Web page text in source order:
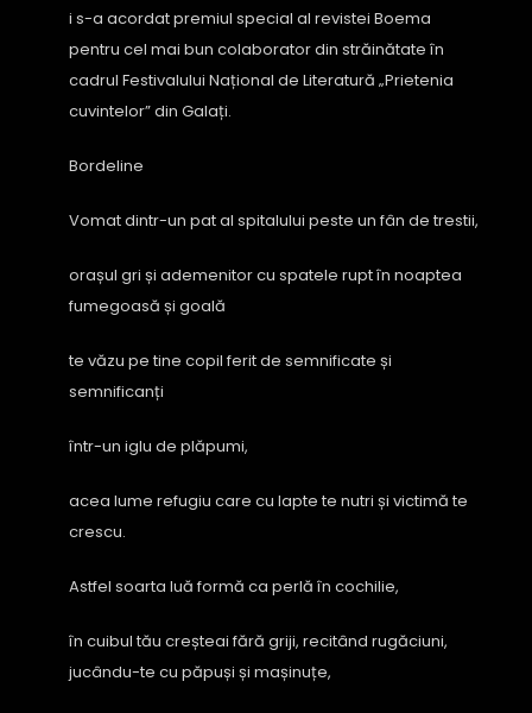
i s-a acordat premiul special al revistei Boema
pentru cel mai bun colaborator din străinătate în
cadrul Festivalului Național de Literatură „Prietenia
cuvintelor” din Galați.
Bordeline
Vomat dintr-un pat al spitalului peste un fân de trestii,
orașul gri și ademenitor cu spatele rupt în noaptea
fumegoasă și goală
te văzu pe tine copil ferit de semnificate și
semnificanți
într-un iglu de plăpumi,
acea lume refugiu care cu lapte te nutri și victimă te
crescu.
Astfel soarta luă formă ca perlă în cochilie,
în cuibul tău creșteai fără griji, recitând rugăciuni,
jucându-te cu păpuși și mașinuțe,